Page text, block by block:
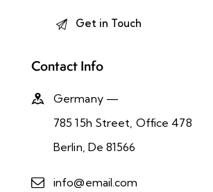
Contact Info
Germany —
785 15h Street, Office 478
Berlin, De 81566
info@email.com